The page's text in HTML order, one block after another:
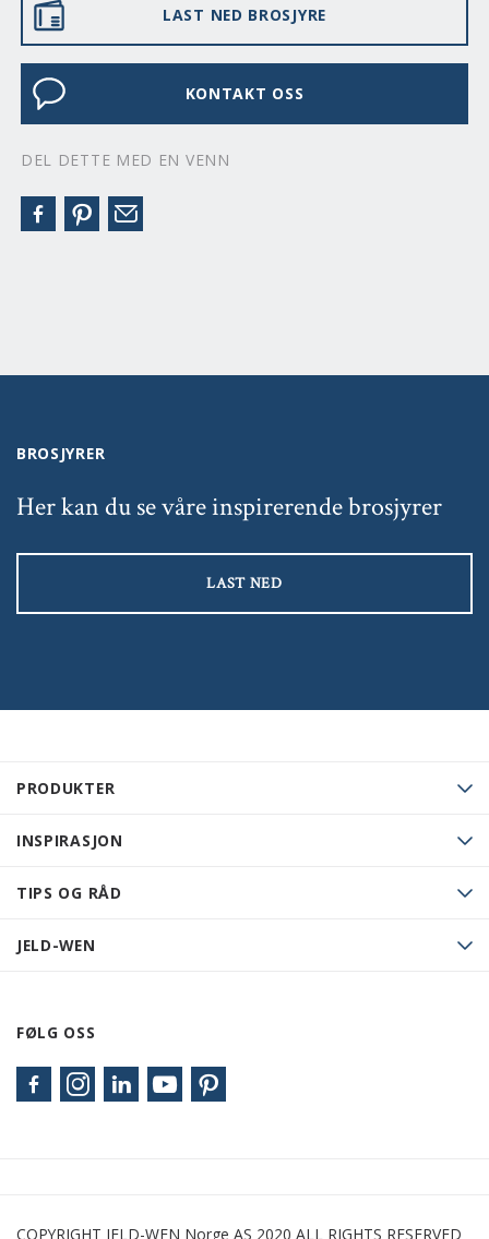
LAST NED BROSJYRE
KONTAKT OSS
DEL DETTE MED EN VENN
PRODUKTER
INSPIRASJON
TIPS OG RÅD
JELD-WEN
FØLG OSS
BROSJYRER
Her kan du se våre inspirerende brosjyrer
LAST NED
COPYRIGHT JELD-WEN Norge AS 2020 ALL RIGHTS RESERVED